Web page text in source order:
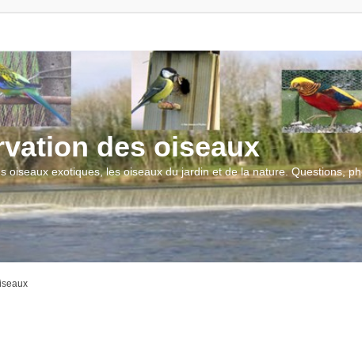
des oiseaux
exotiques, les oiseaux du jardin et de la nature. Questions,